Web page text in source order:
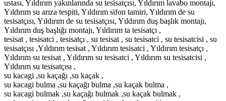
ustası, Yıldırım yakınlarında su tesisatçısı, Yıldırım lavabo montajı,
Yıldırım su arıza tespiti, Yıldırım sifon tamiri, Yıldırım de su
tesisatçısı, Yıldırım de su tesisatçısı, Yıldırım duş başlık montajı,
Yıldırım duş başlığı montajı, Yıldırım ta tesisatçı ,
tesisat , tesisatci , tesisatçı , su tesisat , su tesisatci , su tesisatcisi , su
tesisatçısı ,Yıldırım tesisat , Yıldırım tesisatci , Yıldırım tesisatçı ,
Yıldırım su tesisat , Yıldırım su tesisatci , Yıldırım su tesisatcisi ,
Yıldırım su tesisatçısı ,
su kacagi ,su kaçağı ,su kaçak ,
su kacagi bulma ,su kaçağı bulma ,su kaçak bulma ,
su kacagi bulmak ,su kaçağı bulmak ,su kaçak bulmak ,